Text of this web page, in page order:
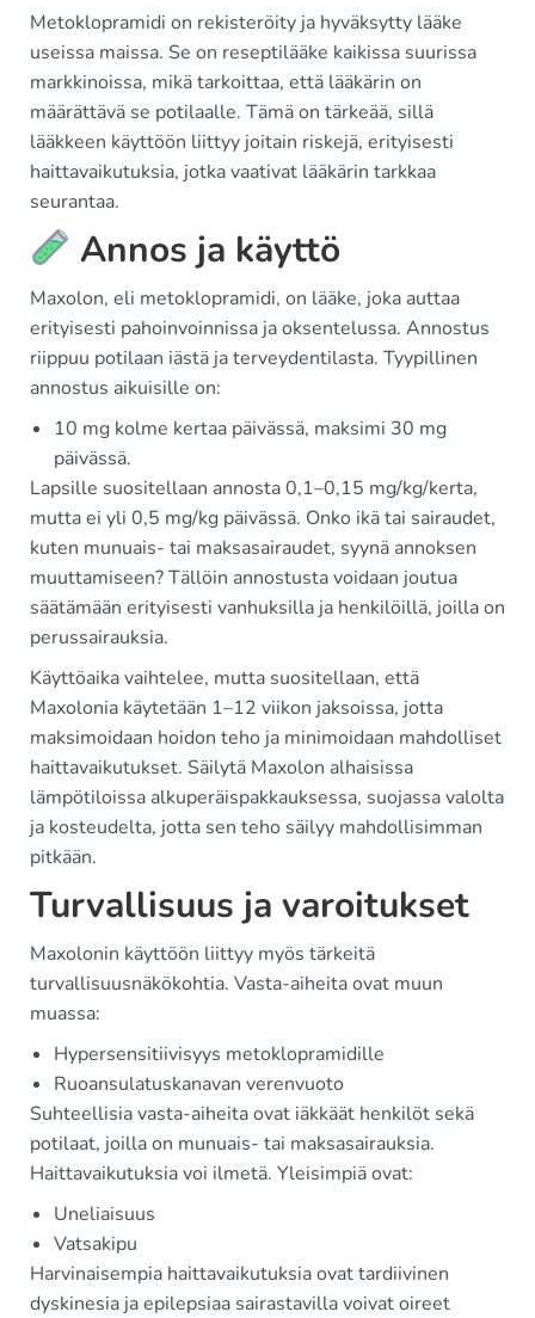
Metoklopramidi on rekisteröity ja hyväksytty lääke
useissa maissa. Se on reseptilääke kaikissa suurissa
markkinoissa, mikä tarkoittaa, että lääkärin on
määrättävä se potilaalle. Tämä on tärkeää, sillä
lääkkeen käyttöön liittyy joitain riskejä, erityisesti
haittavaikutuksia, jotka vaativat lääkärin tarkkaa
seurantaa.
Annos ja käyttö
Maxolon, eli metoklopramidi, on lääke, joka auttaa
erityisesti pahoinvoinnissa ja oksentelussa. Annostus
riippuu potilaan iästä ja terveydentilasta. Tyypillinen
annostus aikuisille on:
10 mg kolme kertaa päivässä, maksimi 30 mg
päivässä.
Lapsille suositellaan annosta 0,1–0,15 mg/kg/kerta,
mutta ei yli 0,5 mg/kg päivässä. Onko ikä tai sairaudet,
kuten munuais- tai maksasairaudet, syynä annoksen
muuttamiseen? Tällöin annostusta voidaan joutua
säätämään erityisesti vanhuksilla ja henkilöillä, joilla on
perussairauksia.
Käyttöaika vaihtelee, mutta suositellaan, että
Maxolonia käytetään 1–12 viikon jaksoissa, jotta
maksimoidaan hoidon teho ja minimoidaan mahdolliset
haittavaikutukset. Säilytä Maxolon alhaisissa
lämpötiloissa alkuperäispakkauksessa, suojassa valolta
ja kosteudelta, jotta sen teho säilyy mahdollisimman
pitkään.
Turvallisuus ja varoitukset
Maxolonin käyttöön liittyy myös tärkeitä
turvallisuusnäkökohtia. Vasta-aiheita ovat muun
muassa:
Hypersensitiivisyys metoklopramidille
Ruoansulatuskanavan verenvuoto
Suhteellisia vasta-aiheita ovat iäkkäät henkilöt sekä
potilaat, joilla on munuais- tai maksasairauksia.
Haittavaikutuksia voi ilmetä. Yleisimpiä ovat:
Uneliaisuus
Vatsakipu
Harvinaisempia haittavaikutuksia ovat tardiivinen
dyskinesia ja epilepsiaa sairastavilla voivat oireet